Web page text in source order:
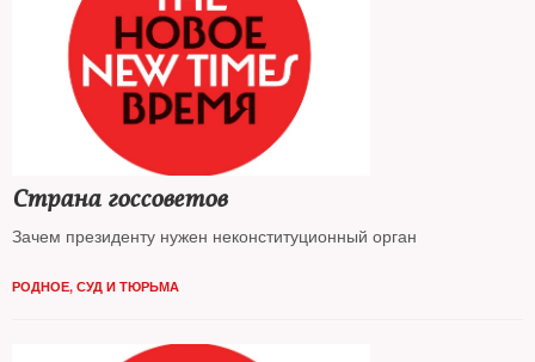
Страна госсоветов
Зачем президенту нужен неконституционный орган
РОДНОЕ, СУД И ТЮРЬМА